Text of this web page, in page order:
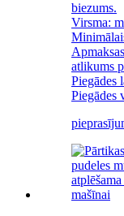
biezums.
Virsma:
atlikums
Piegādes
Piegādes